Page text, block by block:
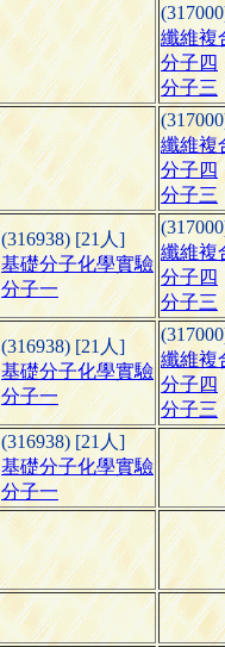
纖維複
分子四
分子三
纖維複
分子四
分子三
(316938) [21人]
基礎分子化學實驗
分子一
纖維複
分子四
分子三
(316938) [21人]
基礎分子化學實驗
分子一
纖維複
分子四
分子三
(316938) [21人]
基礎分子化學實驗
分子一